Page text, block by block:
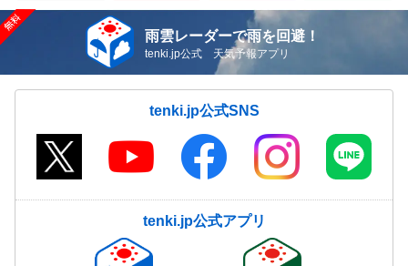
雨雲レーダーで雨を回避！
tenki.jp公式 天気予報アプリ
tenki.jp公式SNS
tenki.jp公式アプリ